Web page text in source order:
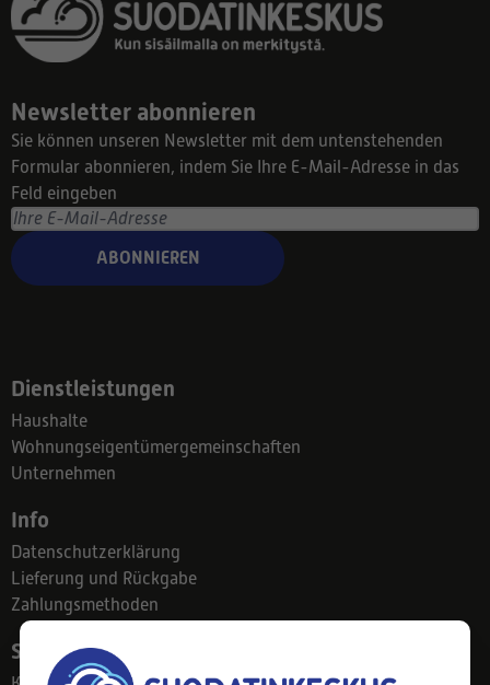
Newsletter abonnieren
Sie können unseren Newsletter mit dem untenstehenden
Formular abonnieren, indem Sie Ihre E-Mail-Adresse in das
Feld eingeben
ABONNIEREN
Dienstleistungen
Haushalte
Wohnungseigentümergemeinschaften
Unternehmen
Info
Datenschutzerklärung
Lieferung und Rückgabe
Zahlungsmethoden
Suodatinkeskus